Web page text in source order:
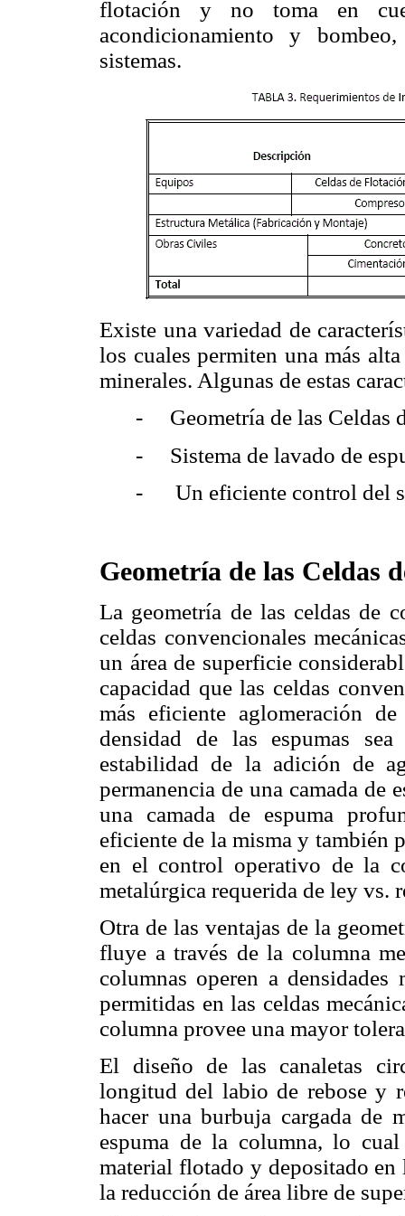
flotación y no toma en
acondicionamiento y
sistemas.
Existe una variedad de
los cuales permiten una más
minerales. Algunas de estas
- Geometría de las Celdas
- Sistema de lavado de
- Un eficiente control del
Geometría de las Celdas
La geometría de las celdas de
celdas convencionales
un área de superficie
capacidad que las celdas
más eficiente aglomeración
densidad de las espumas
estabilidad de la adición de
permanencia de una camada de
una camada de espuma
eficiente de la misma y también
en el control operativo de la
metalúrgica requerida de ley vs.
Otra de las ventajas de la
fluye a través de la columna
columnas operen a
permitidas en las celdas
columna provee una mayor
El diseño de las canaletas
longitud del labio de rebose y
hacer una burbuja cargada de
espuma de la columna, lo
material flotado y depositado en
la reducción de área libre de